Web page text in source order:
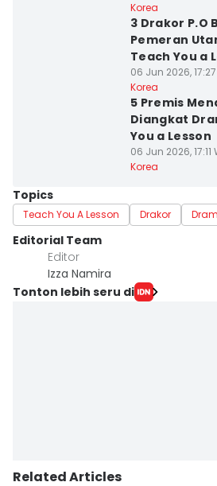
Korea
3 Drakor P.O
Pemeran
Teach You a
06 Jun 2026,
Korea
5 Premis
Diangkat
You a Lesson
06 Jun 2026, 17:11
Korea
Topics
Teach You A Lesson Drakor
Editorial Team
Editor
Izza Namira
Tonton lebih seru di
Related Articles